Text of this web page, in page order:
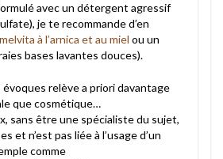
avec un détergent agressif
je te recommande d’en
à l’arnica et au miel ou un
bases lavantes douces).
relève a priori davantage
que cosmétique…
sans être une spécialiste du sujet,
et n’est pas liée à l’usage d’un
comme